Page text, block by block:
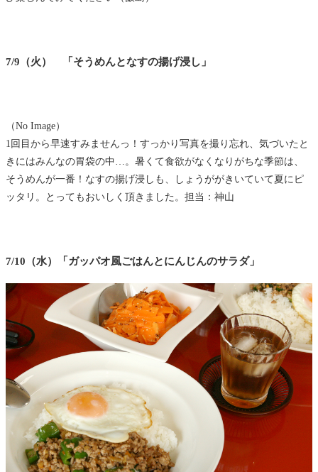
7/9（火） 「そうめんとなすの揚げ浸し」
（No Image）
1回目から早速すみませんっ！すっかり写真を撮り忘れ、気づいたと
きにはみんなの胃袋の中…。暑くて食欲がなくなりがちな季節は、
そうめんが一番！なすの揚げ浸しも、しょうががきいていて夏にピ
ッタリ。とってもおいしく頂きました。担当：神山
7/10（水）「ガッパオ風ごはんとにんじんのサラダ」